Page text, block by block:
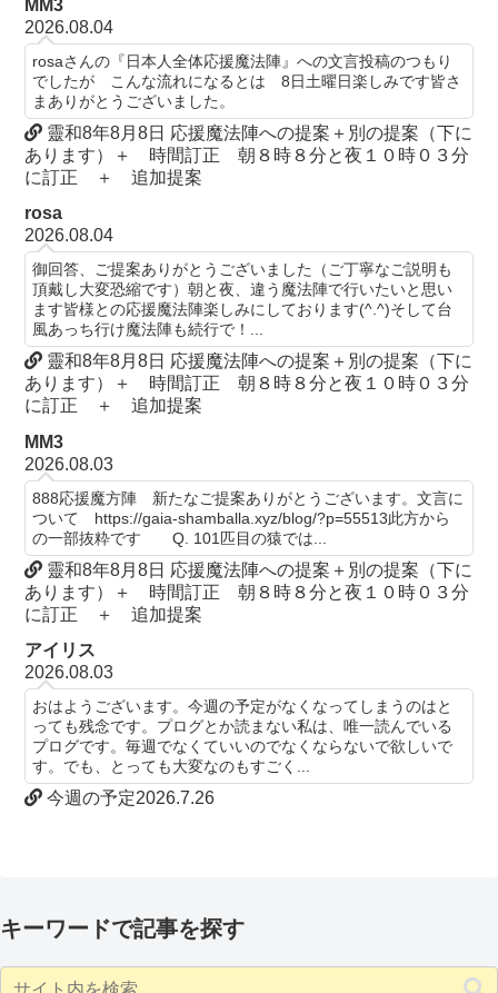
MM3
2026.08.04
rosaさんの『日本人全体応援魔法陣』への文言投稿のつもり
でしたが こんな流れになるとは 8日土曜日楽しみです皆さ
まありがとうございました。
靈和8年8月8日 応援魔法陣への提案＋別の提案（下に
あります）＋ 時間訂正 朝８時８分と夜１０時０３分
に訂正 ＋ 追加提案
rosa
2026.08.04
御回答、ご提案ありがとうございました（ご丁寧なご説明も
頂戴し大変恐縮です）朝と夜、違う魔法陣で行いたいと思い
ます皆様との応援魔法陣楽しみにしております(^.^)そして台
風あっち行け魔法陣も続行で！...
靈和8年8月8日 応援魔法陣への提案＋別の提案（下に
あります）＋ 時間訂正 朝８時８分と夜１０時０３分
に訂正 ＋ 追加提案
MM3
2026.08.03
888応援魔方陣 新たなご提案ありがとうございます。文言に
ついて https://gaia-shamballa.xyz/blog/?p=55513此方から
の一部抜粋です Q. 101匹目の猿では...
靈和8年8月8日 応援魔法陣への提案＋別の提案（下に
あります）＋ 時間訂正 朝８時８分と夜１０時０３分
に訂正 ＋ 追加提案
アイリス
2026.08.03
おはようございます。今週の予定がなくなってしまうのはと
っても残念です。プログとか読まない私は、唯一読んでいる
プログです。毎週でなくていいのでなくならないで欲しいで
す。でも、とっても大変なのもすごく...
今週の予定2026.7.26
キーワードで記事を探す